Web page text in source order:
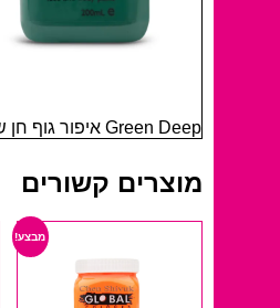
Green Deep איפור גוף חן שיווק
מוצרים קשורים
מבצע!